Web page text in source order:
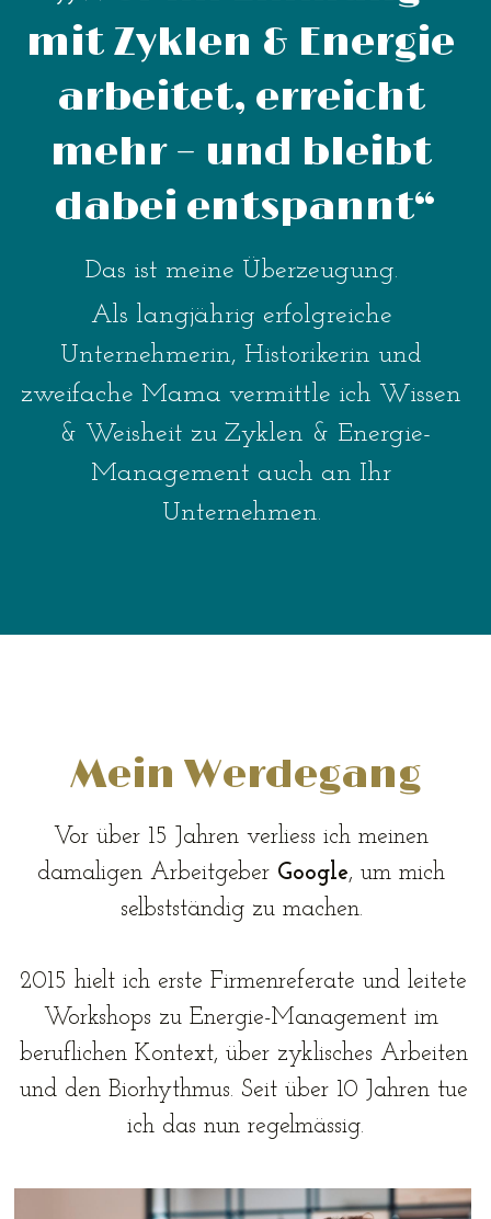
mit Zyklen & Energie
arbeitet, erreicht
mehr – und bleibt
dabei entspannt“
Das ist meine Überzeugung.
Als langjährig erfolgreiche
Unternehmerin, Historikerin und
zweifache Mama vermittle ich Wissen
& Weisheit zu Zyklen & Energie-
Management auch an Ihr
Unternehmen.
Mein Werdegang
Vor über 15 Jahren verliess ich meinen
damaligen Arbeitgeber Google, um mich
selbstständig zu machen.
2015 hielt ich erste Firmenreferate und leitete
Workshops zu Energie-Management im
beruflichen Kontext, über zyklisches Arbeiten
und den Biorhythmus. Seit über 10 Jahren tue
ich das nun regelmässig.